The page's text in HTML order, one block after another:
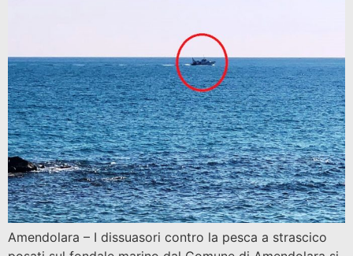
Amendolara – I dissuasori contro la pesca a strascico